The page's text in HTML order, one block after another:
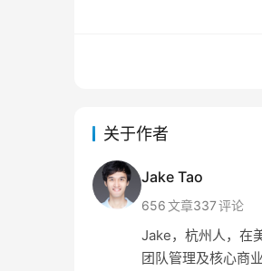
关于作者
Jake Tao
656文章337评论
Jake，杭州人，在
团队管理及核心商